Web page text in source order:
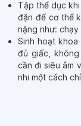
Tập thể dục
đặn để cơ thể
nặng như:
Sinh hoạt
đủ giấc,
cần đi siêu âm
nhi một cách